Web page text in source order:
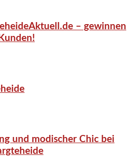
– gewinnen
und modischer Chic bei